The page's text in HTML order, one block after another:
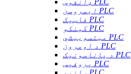
ډانفوس PLC
ایمروسن PLC
فاټیک PLC
کینکو PLC
میتسوبیشي PLC
د اومرون PLC
د پاناسونیک PLC
پروفیس PLC
سانیو PLC